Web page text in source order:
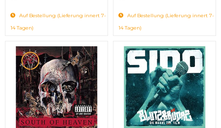
Auf Bestellung (Lieferung innert 7-
14 Tagen)
Auf Bestellung (Lieferung innert 7-
14 Tagen)